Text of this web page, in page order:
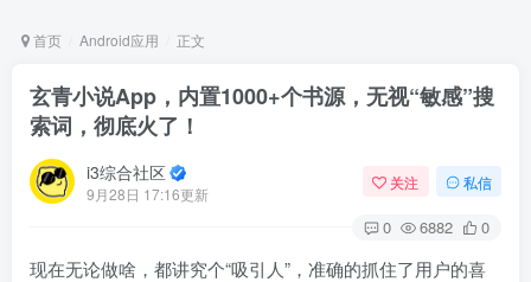
首页 Android应用 正文
玄青小说App，内置1000+个书源，无视“敏感”搜
索词，彻底火了！
i3综合社区
9月28日 17:16更新
关注 私信
0 6882 0
现在无论做啥，都讲究个“吸引人”，准确的抓住了用户的喜